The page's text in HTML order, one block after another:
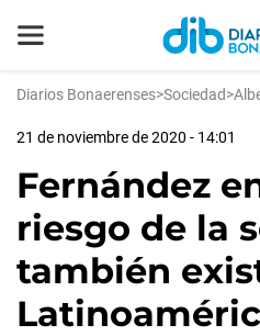
Diarios Bonaerenses>Sociedad>
21 de noviembre de 2020 - 14:01
Fernández
riesgo de la
también